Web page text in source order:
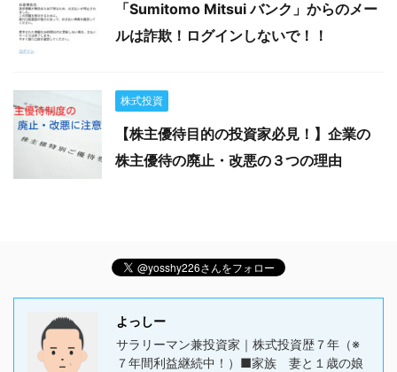
「Sumitomo Mitsui バンク」からのメー
ルは詐欺！ログインしないで！！
株式投資
【株主優待目的の投資家必見！】企業の
株主優待の廃止・改悪の３つの理由
よっしー
サラリーマン兼投資家｜株式投資歴７年（※
７年間利益継続中！）■家族 妻と１歳の娘